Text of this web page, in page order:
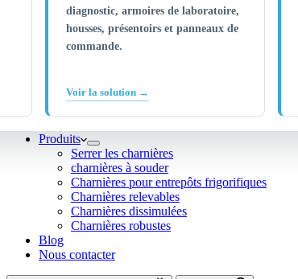
diagnostic, armoires de laboratoire,
housses, présentoirs et panneaux de
commande.
Voir la solution →
Produits
Serrer les charnières
charnières à souder
Charnières pour entrepôts frigorifiques
Charnières relevables
Charnières dissimulées
Charnières robustes
Blog
Nous contacter